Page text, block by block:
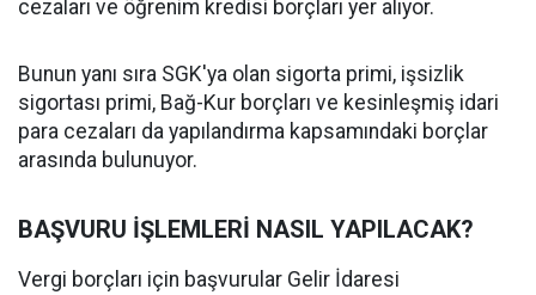
cezaları ve öğrenim kredisi borçları yer alıyor.
Bunun yanı sıra SGK'ya olan sigorta primi, işsizlik
sigortası primi, Bağ-Kur borçları ve kesinleşmiş idari
para cezaları da yapılandırma kapsamındaki borçlar
arasında bulunuyor.
BAŞVURU İŞLEMLERİ NASIL YAPILACAK?
Vergi borçları için başvurular Gelir İdaresi